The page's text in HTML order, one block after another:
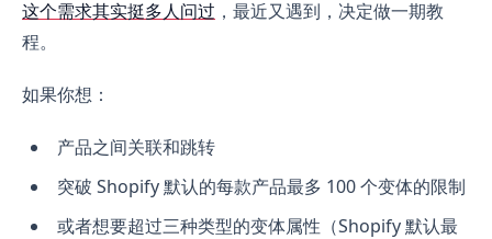
这个需求其实挺多人问过 ，最近又遇到，决定做一期教
程。
如果你想：
产品之间关联和跳转
突破 Shopify 默认的每款产品最多 100 个变体的限制
或者想要超过三种类型的变体属性（Shopify 默认最